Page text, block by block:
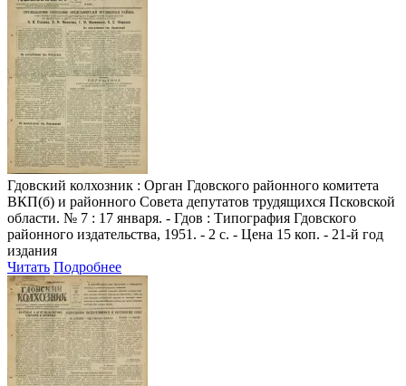
Гдовский колхозник : Орган Гдовского районного комитета
ВКП(б) и районного Совета депутатов трудящихся Псковской
области. № 7 : 17 января. - Гдов : Типография Гдовского
районного издательства, 1951. - 2 с. - Цена 15 коп. - 21-й год
издания
Читать Подробнее